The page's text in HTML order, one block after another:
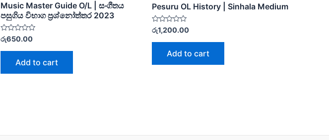
Music Master Guide O/L | සංගීතය
පසුගිය විභාග ප්‍රශ්නෝත්තර 2023
Rated
out
රු650.00
Add to cart
Pesuru OL History | Sinhala Medium
Rated
out
රු1,200.00
Add to cart